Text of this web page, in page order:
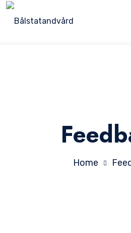
Home